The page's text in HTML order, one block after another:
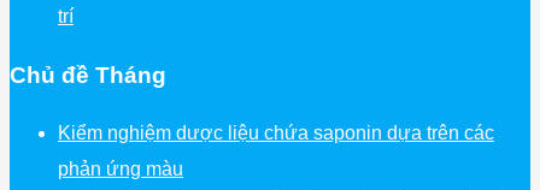
trí
Chủ đề Tháng
Kiểm nghiệm dược liệu chứa saponin dựa trên các
phản ứng màu